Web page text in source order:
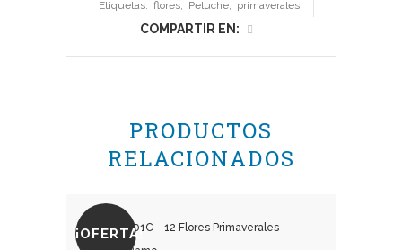
Etiquetas: flores, Peluche, primaverales
COMPARTIR EN:
PRODUCTOS
RELACIONADOS
¡OFERTA!